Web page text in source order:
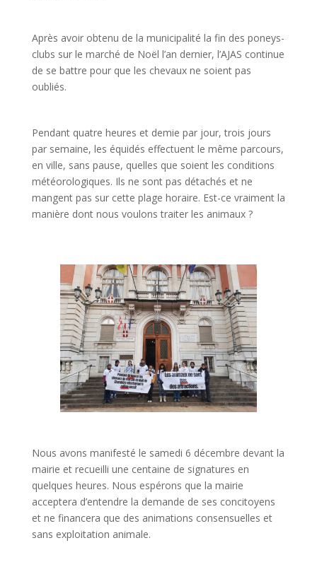
Après avoir obtenu de la municipalité la fin des poneys-
clubs sur le marché de Noël l’an dernier, l’AJAS continue
de se battre pour que les chevaux ne soient pas
oubliés.
Pendant quatre heures et demie par jour, trois jours
par semaine, les équidés effectuent le même parcours,
en ville, sans pause, quelles que soient les conditions
météorologiques. Ils ne sont pas détachés et ne
mangent pas sur cette plage horaire. Est-ce vraiment la
manière dont nous voulons traiter les animaux ?
Nous avons manifesté le samedi 6 décembre devant la
mairie et recueilli une centaine de signatures en
quelques heures. Nous espérons que la mairie
acceptera d’entendre la demande de ses concitoyens
et ne financera que des animations consensuelles et
sans exploitation animale.